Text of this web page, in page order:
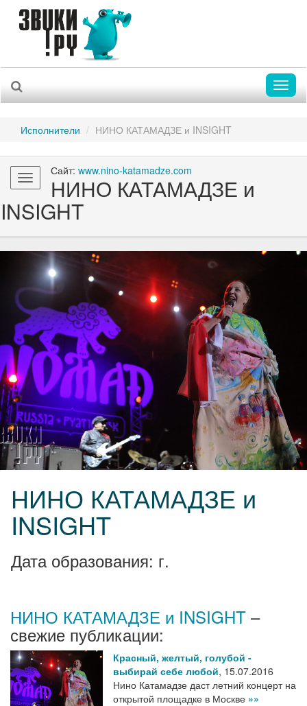
Исполнители НИНО КАТАМАДЗЕ и INSIGHT
Toggle
navigation
Сайт: www.nino-katamadze.com
НИНО КАТАМАДЗЕ и
INSIGHT
НИНО КАТАМАДЗЕ и
INSIGHT
Дата образования: г.
НИНО КАТАМАДЗЕ и INSIGHT –
свежие публикации:
Красный, желтый, голубой -
выбирай себе любой, 15.07.2016
Нино Катамадзе даст летний концерт на
открытой площадке в Москве »»